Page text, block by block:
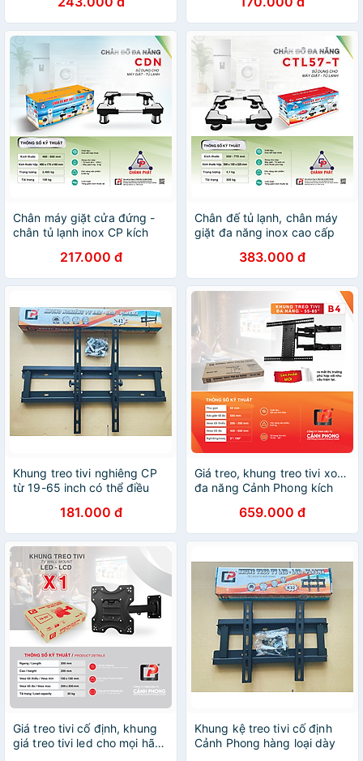
Chính Hãng
Chân máy giặt cửa đứng -
chân tủ lạnh inox CP kích
217.000 đ
Chân đế tủ lạnh, chân máy
giặt đa năng inox cao cấp
48-77cm CDN57-T , CTL57-
T - Hàng Chính Hãng
383.000 đ
Khung treo tivi nghiêng CP
từ 19-65 inch có thể điều
Chính Hãng181.000 đ
Giá treo, khung treo tivi xoay
đa năng Cảnh Phong kích
mọi góc độ - B4 - Hàng
Chính Hãng
659.000 đ
Giá treo tivi cố định, khung
giá treo tivi led cho mọi hãng
Khung kệ treo tivi cố định
Cảnh Phong hàng loại dày